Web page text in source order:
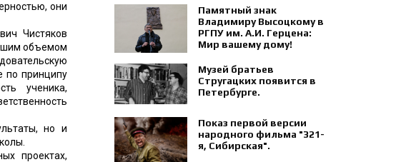
они
Чистяков
объемом
по принципу
ученика,
но и
проектах,
Петра Капицы.
Памятный знак
Владимиру Высоцкому в
РГПУ им. А.И. Герцена:
Мир вашему дому!
Музей братьев
Стругацких появится в
Петербурге‍.
Показ первой версии
народного фильма "321-
я, Сибирская".